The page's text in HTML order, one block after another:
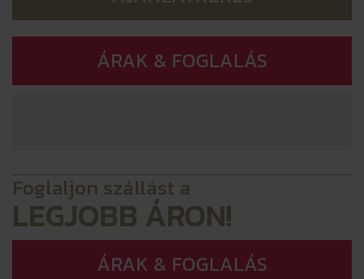
ÁRAK & FOGLALÁS
Foglaljon szállást a
LEGJOBB ÁRON!
ÁRAK & FOGLALÁS